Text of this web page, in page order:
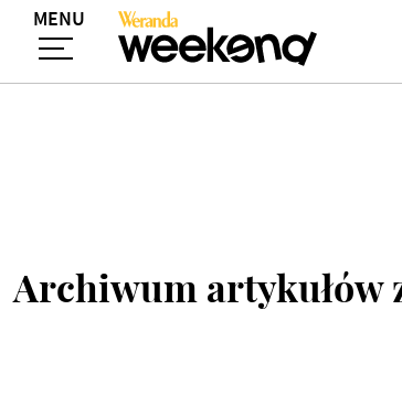
MENU
Archiwum artykułów